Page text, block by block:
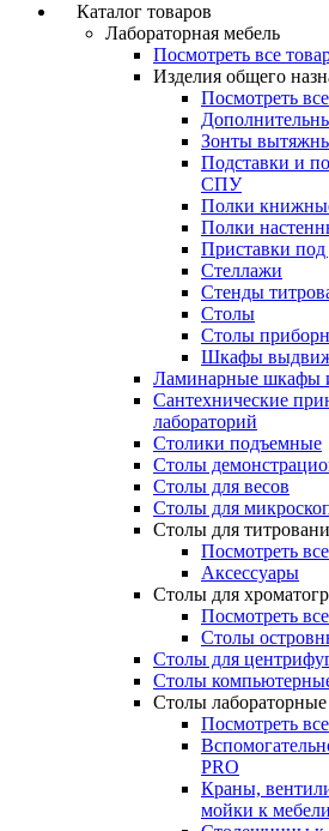
Каталог товаров
Лабораторная мебель
Посмотреть все
Изделия общего
Посмотреть
Зонты
Подставки и
СПУ
Полки
Полки
Приставки под
Стеллажи
Стенды
Столы
Столы
Шкафы
Ламинарные шкафы
Сантехнические
лабораторий
Столики подъемные
Столы
Столы для весов
Столы для
Столы для
Посмотреть
Аксессуары
Столы для
Посмотреть
Столы
Столы для
Столы
Столы лабораторные
Посмотреть
PRO
Краны,
мойки к